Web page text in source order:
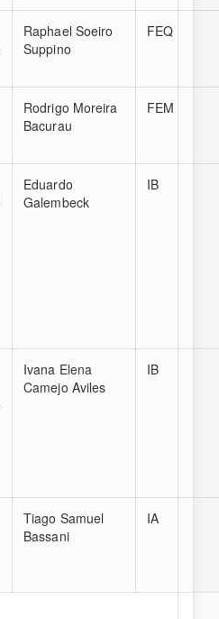
Raphael Soeiro
Suppino
FEQ
Rodrigo Moreira
Bacurau
FEM
Eduardo
Galembeck
IB
Ivana Elena
Camejo Aviles
IB
Tiago Samuel
Bassani
IA